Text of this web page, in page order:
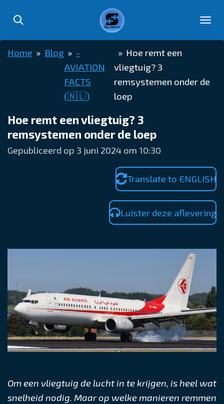
direct
naar
de
Home » Blog » -
AVIATION
FACTS
(🇳🇱)
» Hoe remt een
vliegtuig? 3
remsystemen onder de
loep
Hoe remt een vliegtuig? 3
remsystemen onder de loep
Gepubliceerd op 3 juni 2024 om 10:30
Translate to ENGLISH
Luister deze aflevering
Om een vliegtuig de lucht in te krijgen, is heel wat
snelheid nodig. Maar op welke manieren remmen